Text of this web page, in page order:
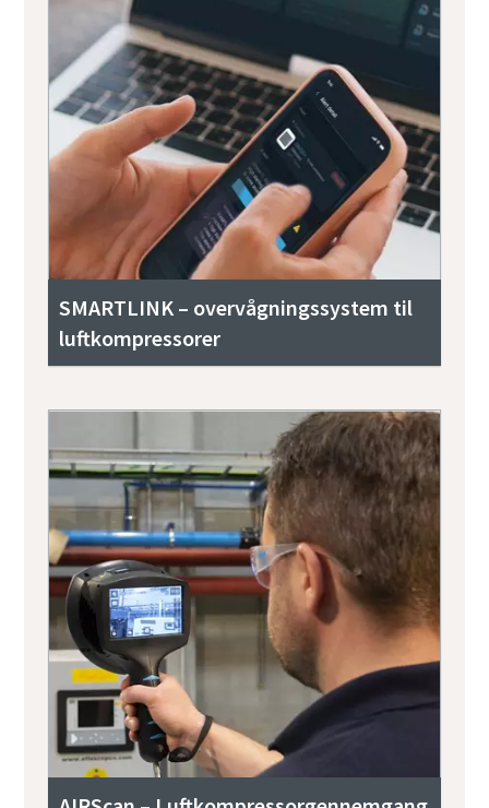
SMARTLINK – overvågningssystem til
luftkompressorer